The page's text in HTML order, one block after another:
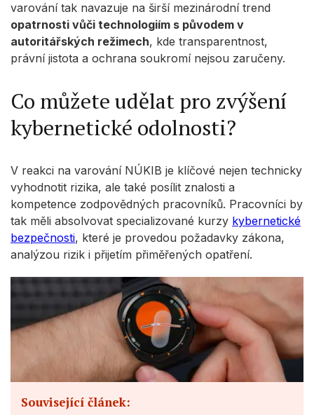
varování tak navazuje na širší mezinárodní trend
opatrnosti vůči technologiím s původem v
autoritářských režimech, kde transparentnost,
právní jistota a ochrana soukromí nejsou zaručeny.
Co můžete udělat pro zvýšení
kybernetické odolnosti?
V reakci na varování NÚKIB je klíčové nejen technicky
vyhodnotit rizika, ale také posílit znalosti a
kompetence zodpovědných pracovníků. Pracovníci by
tak měli absolvovat specializované kurzy kybernetické
bezpečnosti, které je provedou požadavky zákona,
analýzou rizik i přijetím přiměřených opatření.
Související článek: